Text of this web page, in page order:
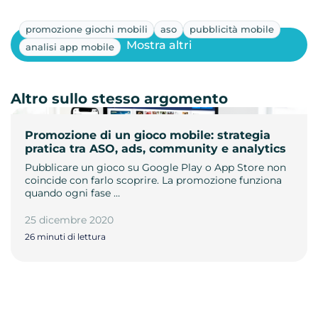
promozione giochi mobili aso
pubblicità mobile
analisi app mobile
Promozione di un gioco mobile: strategia
pratica tra ASO, ads, community e analytics
Pubblicare un gioco su Google Play o App Store non
coincide con farlo scoprire. La promozione funziona
quando ogni fase …
25 dicembre 2020
26 minuti di lettura
Mostra altri
Altro sullo stesso argomento